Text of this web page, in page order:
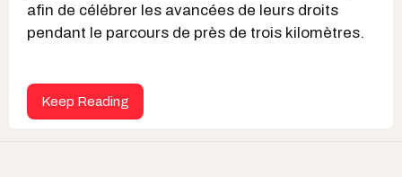
afin de célébrer les avancées de leurs droits
pendant le parcours de près de trois kilomètres.
Keep Reading